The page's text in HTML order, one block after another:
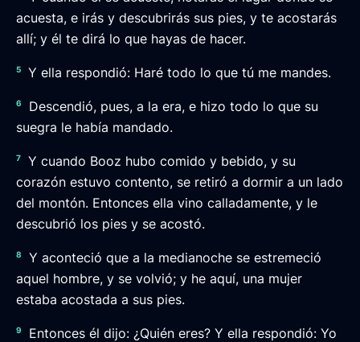
acuesta, e irás y descubrirás sus pies, y te acostarás
allí; y él te dirá lo que hayas de hacer.
5 Y ella respondió: Haré todo lo que tú me mandes.
6
Descendió, pues, a la era, e hizo todo lo que su
suegra le había mandado.
7
Y cuando Booz hubo comido y bebido, y su
corazón estuvo contento, se retiró a dormir a un lado
del montón. Entonces ella vino calladamente, y le
descubrió los pies y se acostó.
8
Y aconteció que a la medianoche se estremeció
aquel hombre, y se volvió; y he aquí, una mujer
estaba acostada a sus pies.
9
Entonces él dijo: ¿Quién eres? Y ella respondió: Yo